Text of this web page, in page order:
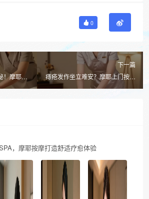
0
！摩耶上
的安全
下一篇
痔疮发作坐立难安？摩耶上门按摩
3个穴位止痛法，亲测有效！
，摩耶按摩打造舒适疗愈体验